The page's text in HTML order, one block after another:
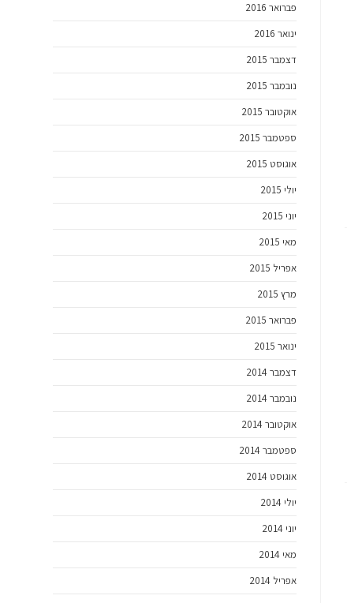
פברואר 2016
ינואר 2016
דצמבר 2015
נובמבר 2015
אוקטובר 2015
ספטמבר 2015
אוגוסט 2015
יולי 2015
יוני 2015
מאי 2015
אפריל 2015
מרץ 2015
פברואר 2015
ינואר 2015
דצמבר 2014
נובמבר 2014
אוקטובר 2014
ספטמבר 2014
אוגוסט 2014
יולי 2014
יוני 2014
מאי 2014
אפריל 2014